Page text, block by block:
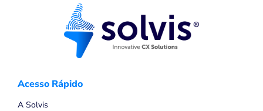
Acesso Rápido
A Solvis